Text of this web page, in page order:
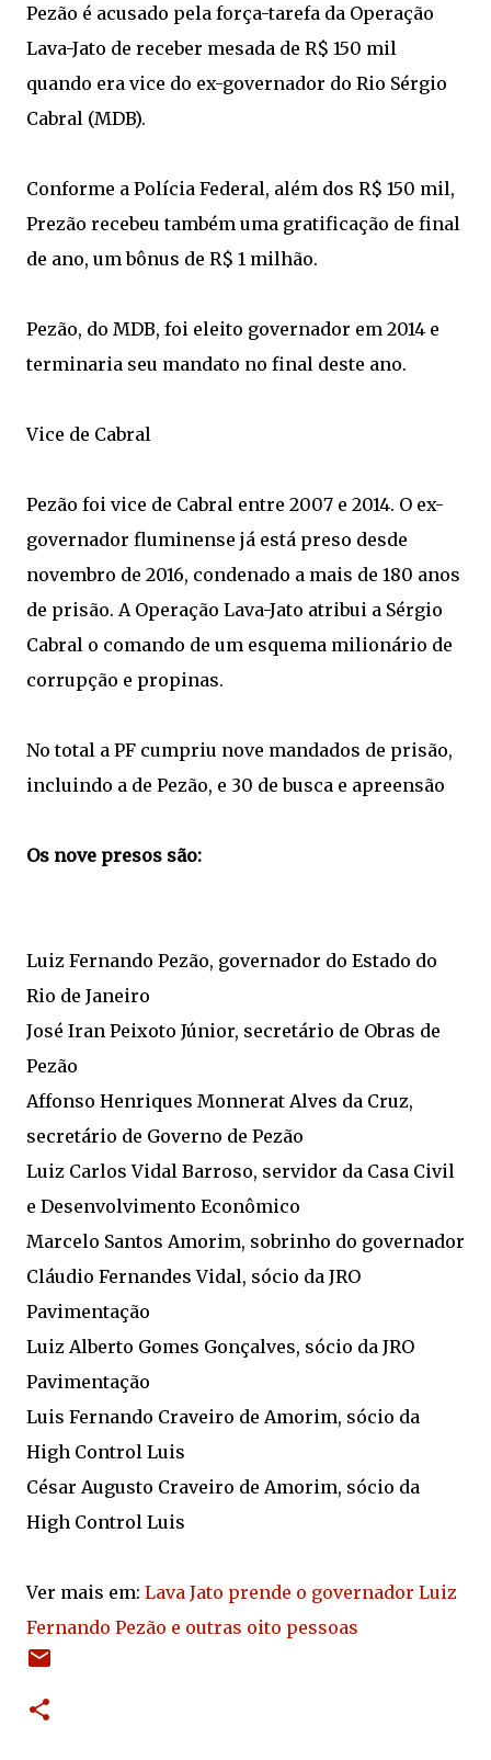
Pezão é acusado pela força-tarefa da Operação
Lava-Jato de receber mesada de R$ 150 mil
quando era vice do ex-governador do Rio Sérgio
Cabral (MDB).
Conforme a Polícia Federal, além dos R$ 150 mil,
Prezão recebeu também uma gratificação de final
de ano, um bônus de R$ 1 milhão.
Pezão, do MDB, foi eleito governador em 2014 e
terminaria seu mandato no final deste ano.
Vice de Cabral
Pezão foi vice de Cabral entre 2007 e 2014. O ex-
governador fluminense já está preso desde
novembro de 2016, condenado a mais de 180 anos
de prisão. A Operação Lava-Jato atribui a Sérgio
Cabral o comando de um esquema milionário de
corrupção e propinas.
No total a PF cumpriu nove mandados de prisão,
incluindo a de Pezão, e 30 de busca e apreensão
Os nove presos são:
Luiz Fernando Pezão, governador do Estado do
Rio de Janeiro
José Iran Peixoto Júnior, secretário de Obras de
Pezão
Affonso Henriques Monnerat Alves da Cruz,
secretário de Governo de Pezão
Luiz Carlos Vidal Barroso, servidor da Casa Civil
e Desenvolvimento Econômico
Marcelo Santos Amorim, sobrinho do governador
Cláudio Fernandes Vidal, sócio da JRO
Pavimentação
Luiz Alberto Gomes Gonçalves, sócio da JRO
Pavimentação
Luis Fernando Craveiro de Amorim, sócio da
High Control Luis
César Augusto Craveiro de Amorim, sócio da
High Control Luis
Ver mais em: Lava Jato prende o governador Luiz
Fernando Pezão e outras oito pessoas